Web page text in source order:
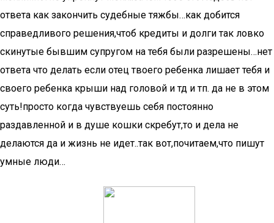
ответа как закончить судебные тяжбы…как добится
справедливого решения,чтоб кредиты и долги так ловко
скинутые бывшим супругом на тебя были разрешены…нет
ответа что делать если отец твоего ребенка лишает тебя и
своего ребенка крыши над головой и тд и тп. да не в этом
суть!просто когда чувствуешь себя постоянно
раздавленной и в душе кошки скребут,то и дела не
делаются да и жизнь не идет..так вот,почитаем,что пишут
умные люди…